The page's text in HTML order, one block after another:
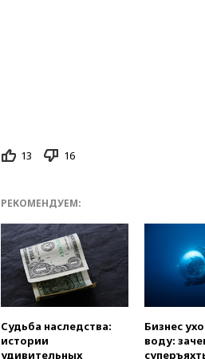
13 16
РЕКОМЕНДУЕМ:
Судьба наследства:
истории
удивительных
Бизнес
воду: